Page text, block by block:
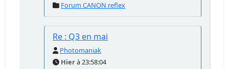
Forum CANON reflex
Re : Q3 en mai
Photomaniak
Hierà 23:58:04